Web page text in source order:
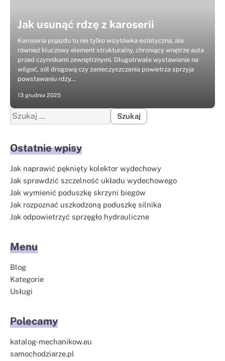
Jak usunąć rdzę z karoserii
Karoseria pojazdu to nie tylko wizytówka estetyczna, ale
również kluczowy element strukturalny, chroniący wnętrze auta
przed czynnikami zewnętrznymi. Długotrwałe wystawienie na
wilgoć, sól drogową czy zanieczyszczenia powietrza sprzyja
powstawaniu rdzy…
13 grudnia 2025
Szukaj:
Ostatnie wpisy
Jak naprawić pęknięty kolektor wydechowy
Jak sprawdzić szczelność układu wydechowego
Jak wymienić poduszkę skrzyni biegów
Jak rozpoznać uszkodzoną poduszkę silnika
Jak odpowietrzyć sprzęgło hydrauliczne
Menu
Blog
Kategorie
Usługi
Polecamy
katalog-mechanikow.eu
samochodziarze.pl